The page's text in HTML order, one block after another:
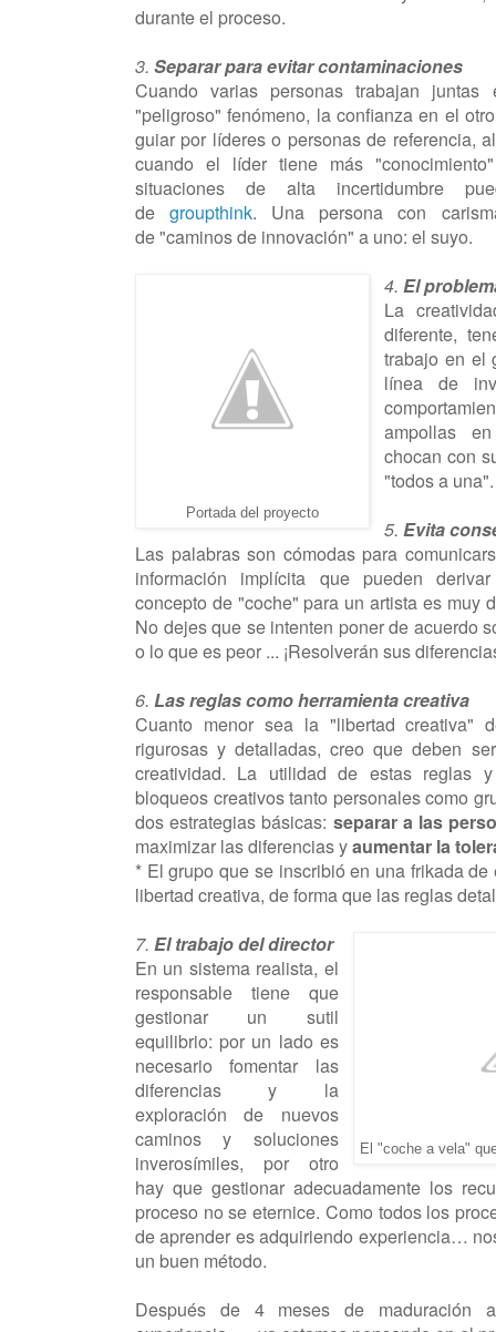
durante el proceso.
3. Separar para evitar contaminaciones
Cuando varias personas trabajan
"peligroso" fenómeno, la confianza en el
guiar por líderes o personas de referencia,
cuando el líder tiene más
situaciones de alta incertidumbre
degroupthink. Una persona con
de"caminos de innovación" a uno: el suyo.
Portada del proyecto
4.El
La
diferente,
trabajo en el
línea de
ampollas
chocan con
"todos a una".
5.Evita
Las palabras son cómodas para
información implícita que pueden
concepto de "coche" para un artista es muy
No dejes que se intenten poner de acuerdo
o lo que es peor ... ¡Resolverán sus
6. Las reglas como herramienta creativa
Cuanto menor sea la "libertad creativa"
rigurosas y detalladas, creo que deben
creatividad. La utilidad de estas reglas
bloqueos creativos tanto personales como
dos estrategias básicas: separar a las
maximizar las diferencias yaumentar la
* El grupo que se inscribió en una frikada
libertad creativa, de forma que las reglas
El "coche a vela"
7. El trabajo del director
En un sistema realista, el
responsable tiene que
gestionar un sutil
equilibrio: por un lado es
necesario fomentar las
diferencias y la
exploración de nuevos
caminos y soluciones
inverosímiles, por otro
hay que gestionar adecuadamente los
proceso no se eternice. Como todos los
de aprender es adquiriendo experiencia…
un buen método.
Después de 4 meses de maduración